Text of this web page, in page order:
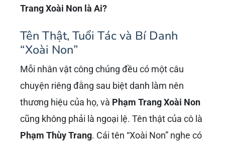
Trang Xoài Non là Ai?
Tên Thật, Tuổi Tác và Bí Danh
“Xoài Non”
Mỗi nhân vật công chúng đều có một câu
chuyện riêng đằng sau biệt danh làm nên
thương hiệu của họ, và Phạm Trang Xoài Non
cũng không phải là ngoại lệ. Tên thật của cô là
Phạm Thùy Trang. Cái tên “Xoài Non” nghe có